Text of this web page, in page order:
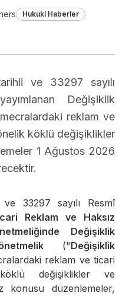
Hukuki Haberler
ve 33297 sayılı
Değişiklik
reklam ve
köklü değişiklikler
1 Ağustos 2026
33297 sayılı Resmî
Reklam ve Haksız
Değişiklik
("Değişiklik
reklam ve ticari
değişiklikler ve
konusu düzenlemeler,